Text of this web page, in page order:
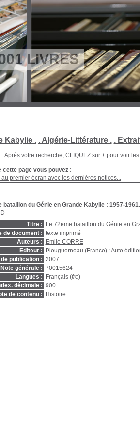
LIVRES
Kabylie . . Algérie-Littérature . .
: Après votre recherche, CLIQUEZ sur + pour voir
cette page vous pouvez :
au premier écran avec les dernières notices...
bataillon du Génie en Grande Kabylie : 1957-1961.
Titre :
Le 72ème bataillon du Génie en
de document : texte imprimé
Auteurs :
Emile CORRE
Editeur :
Plouguerneau (France) : Auto
publication : 2007
Note générale : 70015624
Langues :
Français (fre)
décimale : 900
de contenu :
Histoire